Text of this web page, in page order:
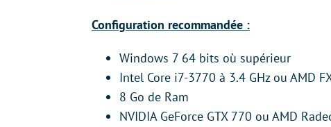
Configuration recommandée :
Windows 7 64 bits où supérieur
Intel Core i7-3770 à 3.4 GHz ou AMD
8 Go de Ram
NVIDIA GeForce GTX 770 ou AMD